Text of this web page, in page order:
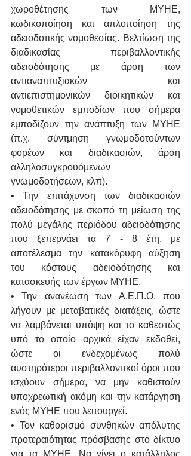
χωροθέτησης των ΜΥΗΕ,
κωδικοποίηση και απλοποίηση της
αδειοδοτικής νομοθεσίας. Βελτίωση της
διαδικασίας περιβαλλοντικής
αδειοδότησης με άρση των
αντιαναπτυξιακών και
αντιεπιστημονικών διοικητικών και
νομοθετικών εμποδίων που σήμερα
εμποδίζουν την ανάπτυξη των ΜΥΗΕ
(π.χ. σύντμηση γνωμοδοτούντων
φορέων και διαδικασιών, άρση
αλληλοσυγκρουόμενων
γνωμοδοτήσεων, κλπ).
• Την επιτάχυνση των διαδικασιών
αδειοδότησης με σκοπό τη μείωση της
πολύ μεγάλης περιόδου αδειοδότησης
που ξεπερνάει τα 7 - 8 έτη, με
αποτέλεσμα την κατακόρυφη αύξηση
του κόστους αδειοδότησης και
κατασκευής των έργων ΜΥΗΕ.
• Την ανανέωση των Α.Ε.Π.Ο. που
λήγουν με μεταβατικές διατάξεις, ώστε
να λαμβάνεται υπόψη και το καθεστώς
υπό το οποίο αρχικά είχαν εκδοθεί,
ώστε οι ενδεχομένως πολύ
αυστηρότεροι περιβαλλοντικοί όροι που
ισχύουν σήμερα, να μην καθιστούν
υποχρεωτική ακόμη και την κατάργηση
ενός ΜΥΗΕ που λειτουργεί.
• Τον καθορισμό συνθηκών απόλυτης
προτεραιότητας πρόσβασης στο δίκτυο